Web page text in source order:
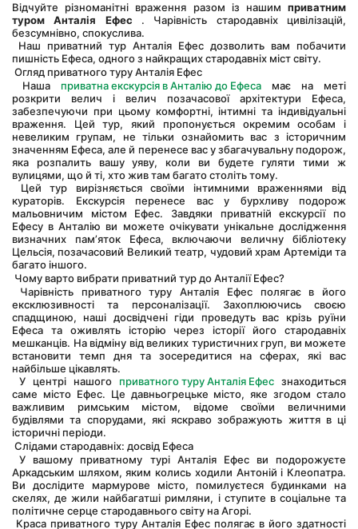
Відчуйте різноманітні враження разом із нашим приватним
туром Анталія Ефес . Чарівність стародавніх цивілізацій,
безсумнівно, спокуслива.
пишність Ефеса, одного з найкращих стародавніх міст світу.
Огляд приватного туру Анталія Ефес
Наша приватна екскурсія в Анталію до Ефеса має на меті
розкрити велич і велич позачасової архітектури Ефеса,
забезпечуючи при цьому комфортні, інтимні та індивідуальні
враження. Цей тур, який пропонується окремим особам і
невеликим групам, не тільки ознайомить вас з історичним
значенням Ефеса, але й перенесе вас у збагачувальну подорож,
яка розпалить вашу уяву, коли ви будете гуляти тими ж
вулицями, що й ті, хто жив там багато століть тому.
кураторів. Екскурсія перенесе вас у бурхливу подорож
мальовничим містом Ефес. Завдяки приватній екскурсії по
Ефесу в Анталію ви можете очікувати унікальне дослідження
визначних пам’яток Ефеса, включаючи величну бібліотеку
Цельсія, позачасовий Великий театр, чудовий храм Артеміди та
багато іншого.
Чому варто вибрати приватний тур до Анталії Ефес?
ексклюзивності та персоналізації. Захоплюючись своєю
спадщиною, наші досвідчені гіди проведуть вас крізь руїни
Ефеса та оживлять історію через історії його стародавніх
мешканців. На відміну від великих туристичних груп, ви можете
встановити темп дня та зосередитися на сферах, які вас
найбільше цікавлять.
У центрі нашого приватного туру Анталія Ефес знаходиться
саме місто Ефес. Це давньогрецьке місто, яке згодом стало
важливим римським містом, відоме своїми величними
будівлями та спорудами, які яскраво зображують життя в ці
історичні періоди.
Слідами стародавніх: досвід Ефеса
У вашому приватному турі Анталія Ефес ви подорожуєте
Аркадським шляхом, яким колись ходили Антоній і Клеопатра.
Ви дослідите мармурове місто, помилуєтеся будинками на
скелях, де жили найбагатші римляни, і ступите в соціальне та
політичне серце стародавнього світу на Агорі.